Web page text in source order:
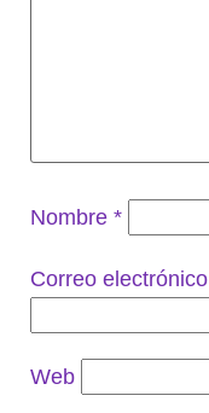
Nombre *
Correo electrónico
Web